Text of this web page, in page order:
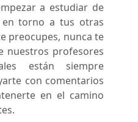
a estudiar de
torno a tus otras
preocupes, nunca te
nuestros profesores
están siempre
con comentarios
en el camino